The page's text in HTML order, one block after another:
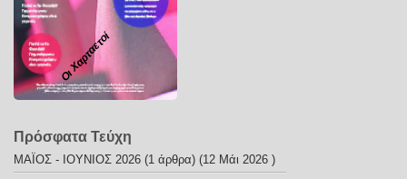
Οι Χαρταετοί
Πρόσφατα Τεύχη
ΜΑΪΟΣ - ΙΟΥΝΙΟΣ 2026 (1 άρθρα) (12 Μάι 2026 )